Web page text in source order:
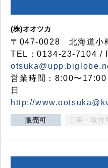
(株)オオツカ
〒047-0028 北海道小
TEL：0134-23-7104 /
営業時間：8:00〜
日
http://
販売可 工事・取付